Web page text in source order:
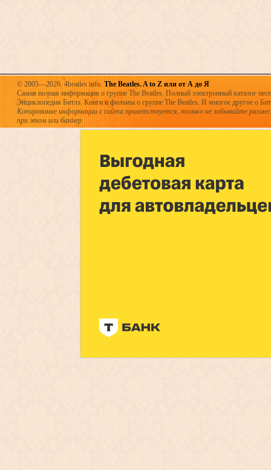
© 2005—2026. 4beatles.info. The Beatles. A to Z или от А до Я
Самая полная информация о группе The Beatles. Полный электронный каталог
Энциклопедия Битлз. Книги и фильмы о группе The Beatles. И многое другое о
Копирование информации с сайта приветствуется, только не забывайте
при этом или баннер